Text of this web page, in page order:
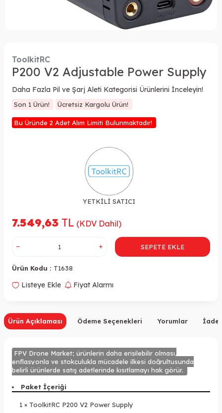
ToolkitRC
P200 V2 Adjustable Power Supply
Daha Fazla Pil ve Şarj Aleti Kategorisi Ürünlerini İnceleyin!
Son 1 Ürün! Ücretsiz Kargolu Ürün!
Bu Üründe 2 Adet Alım Limiti Bulunmaktadır!
YETKİLİ SATICI
7.549,63 TL (KDV Dahil)
SEPETE EKLE
Ürün Kodu : T1638
Listeye Ekle Fiyat Alarmı
Ürün Açıklaması Ödeme Seçenekleri Yorumlar İade
FPV Drone Market; ürünlerin daha erişilebilir olması,
enflasyonla ve stokçulukla mücadele ilkesi doğrultusunda
belirli ürünlerde satış adetlerinde kısıtlamayı hak görür.
Paket İçeriği
1 × ToolkitRC P200 V2 Power Supply